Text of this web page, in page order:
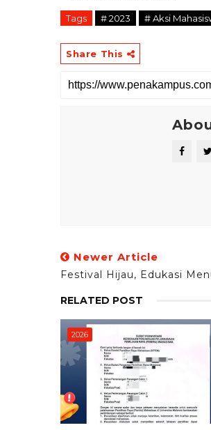
Tags # 2023 # Aksi
Share This
Newer Article
Festival Hijau, Edukasi
RELATED POST
2026